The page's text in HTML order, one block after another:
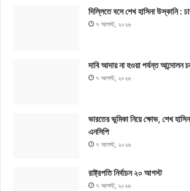
দিল্লিতে বসে শেখ হাসিনা উস্কানি :
৭ আগস্ট, ২০২৬
দাবি আদায় না হওয়া পর্যন্ত আন্দোলন
৭ আগস্ট, ২০২৬
ভারতের ভূমিকা নিয়ে ক্ষোভ, শেখ
এনসিপি
৭ আগস্ট, ২০২৬
রাষ্ট্রপতি নির্বাচন ২০ আগস্ট
৭ আগস্ট, ২০২৬